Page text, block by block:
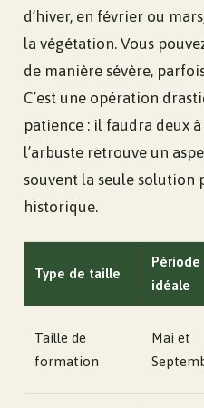
d’hiver, en février ou
la végétation. Vous
de manière sévère,
C’est une opération
patience : il faudra deux
l’arbuste retrouve un
souvent la seule solution
historique.
Type de taille
Période
idéale
Taille de
formation
Mai et